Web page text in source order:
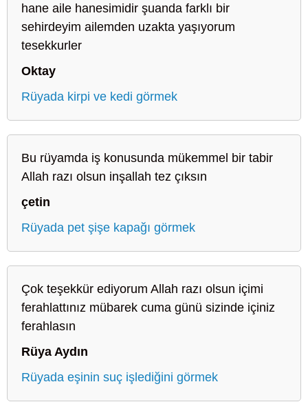
hane aile hanesimidir şuanda farklı bir
sehirdeyim ailemden uzakta yaşıyorum
tesekkurler
Oktay
Rüyada kirpi ve kedi görmek
Bu rüyamda iş konusunda mükemmel bir tabir
Allah razı olsun inşallah tez çıksın
çetin
Rüyada pet şişe kapağı görmek
Çok teşekkür ediyorum Allah razı olsun içimi
ferahlattınız mübarek cuma günü sizinde içiniz
ferahlasın
Rüya Aydın
Rüyada eşinin suç işlediğini görmek